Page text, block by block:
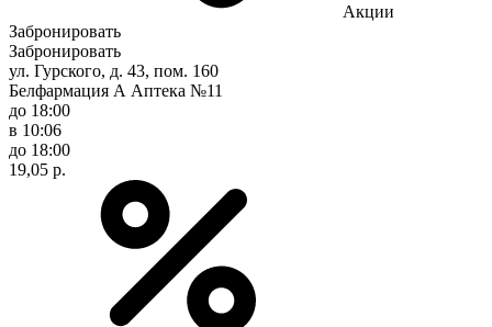
Акции
Забронировать
Забронировать
ул. Гурского, д. 43, пом. 160
Белфармация А Аптека №11
до 18:00
в 10:06
до 18:00
19,05 р.